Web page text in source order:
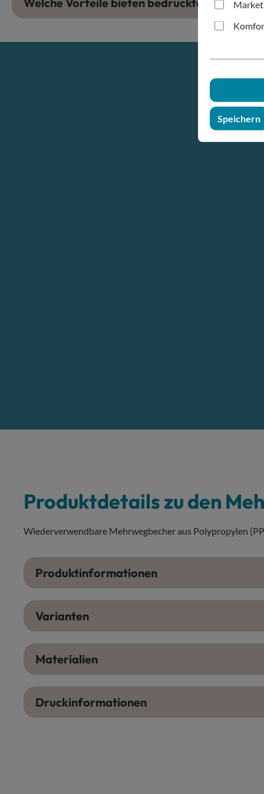
Produktdetails zu den
Wiederverwendbare Mehrwegbecher aus Polypropylen
Produktinformationen
Varianten
Materialien
Druckinformationen
Speichern